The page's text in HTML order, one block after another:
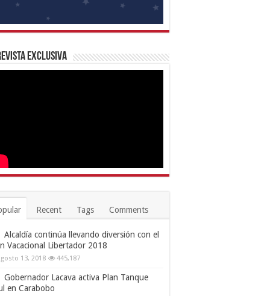
Exclusiva
Recent Tags Comments
Alcaldía continúa llevando diversión con el
Vacacional Libertador 2018
13, 2018 445,187
Gobernador Lacava activa Plan Tanque
en Carabobo